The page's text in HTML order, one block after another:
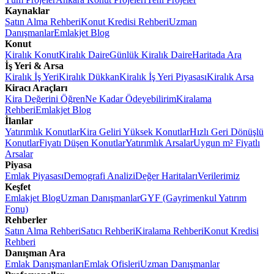
Kaynaklar
Satın Alma RehberiKonut Kredisi RehberiUzman
DanışmanlarEmlakjet Blog
Konut
Kiralık KonutKiralık DaireGünlük Kiralık DaireHaritada Ara
İş Yeri & Arsa
Kiralık İş YeriKiralık DükkanKiralık İş Yeri PiyasasıKiralık Arsa
Kiracı Araçları
Kira Değerini ÖğrenNe Kadar ÖdeyebilirimKiralama
RehberiEmlakjet Blog
İlanlar
Yatırımlık KonutlarKira Geliri Yüksek KonutlarHızlı Geri Dönüşlü
KonutlarFiyatı Düşen KonutlarYatırımlık ArsalarUygun m² Fiyatlı
Arsalar
Piyasa
Emlak PiyasasıDemografi AnaliziDeğer HaritalarıVerilerimiz
Keşfet
Emlakjet BlogUzman DanışmanlarGYF (Gayrimenkul Yatırım
Fonu)
Rehberler
Satın Alma RehberiSatıcı RehberiKiralama RehberiKonut Kredisi
Rehberi
Danışman Ara
Emlak DanışmanlarıEmlak OfisleriUzman Danışmanlar